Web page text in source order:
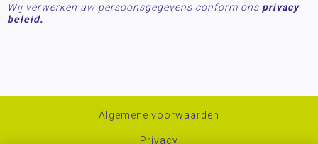
Wij verwerken uw persoonsgegevens conform ons privacy
beleid.
Algemene voorwaarden
Privacy